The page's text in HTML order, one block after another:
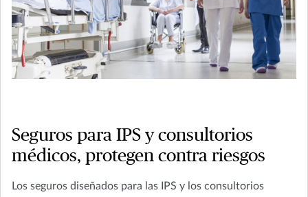
Seguros para IPS y consultorios
médicos, protegen contra riesgos
Los seguros diseñados para las IPS y los consultorios